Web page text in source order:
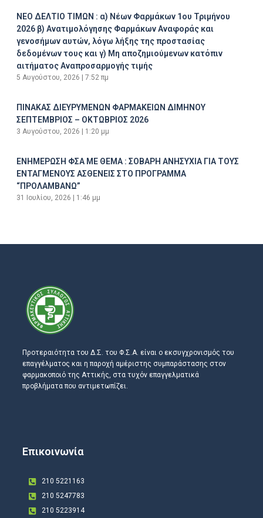
ΝΕΟ ΔΕΛΤΙΟ ΤΙΜΩΝ : α) Νέων Φαρμάκων 1ου Τριμήνου
2026 β) Ανατιμολόγησης Φαρμάκων Αναφοράς και
γενοσήμων αυτών, λόγω λήξης της προστασίας
δεδομένων τους και γ) Μη αποζημιούμενων κατόπιν
αιτήματος Αναπροσαρμογής τιμής
5 Αυγούστου, 2026 7:52 πμ
ΠΙΝΑΚΑΣ ΔΙΕΥΡΥΜΕΝΩΝ ΦΑΡΜΑΚΕΙΩΝ ΔΙΜΗΝΟΥ
ΣΕΠΤΕΜΒΡΙΟΣ – ΟΚΤΩΒΡΙΟΣ 2026
3 Αυγούστου, 2026 1:20 μμ
ΕΝΗΜΕΡΩΣΗ ΦΣΑ ΜΕ ΘΕΜΑ : ΣΟΒΑΡΗ ΑΝΗΣΥΧΙΑ ΓΙΑ ΤΟΥΣ
ΕΝΤΑΓΜΕΝΟΥΣ ΑΣΘΕΝΕΙΣ ΣΤΟ ΠΡΟΓΡΑΜΜΑ
“ΠΡΟΛΑΜΒΑΝΩ”
31 Ιουλίου, 2026 1:46 μμ
Προτεραιότητα του Δ.Σ. του Φ.Σ.Α. είναι ο εκσυγχρονισμός του
επαγγέλματος και η παροχή αμέριστης συμπαράστασης στον
φαρμακοποιό της Αττικής, στα τυχόν επαγγελματικά
προβλήματα που αντιμετωπίζει.
Επικοινωνία
210 5221163
210 5247783
210 5223914